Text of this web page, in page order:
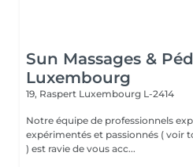
Sun Massages &
Luxembourg
19, Raspert Luxembourg L-2414
Notre équipe de professionnels
expérimentés et passionnés ( voir
) est ravie de vous acc...